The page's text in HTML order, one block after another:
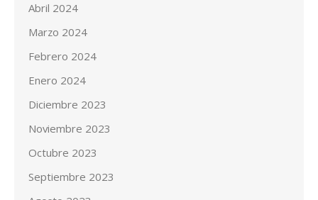
Abril 2024
Marzo 2024
Febrero 2024
Enero 2024
Diciembre 2023
Noviembre 2023
Octubre 2023
Septiembre 2023